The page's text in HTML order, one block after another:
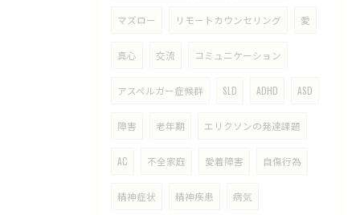
マズロー リモートカウンセリング 愛
真心 交流 コミュニケーション
アスペルガー症候群 SLD ADHD ASD
障害 老年期 エリクソンの発達課題
AC 不全家庭 愛着障害 自傷行為
精神症状 精神疾患 病気